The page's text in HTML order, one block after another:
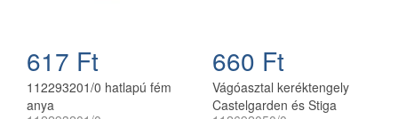
617 Ft
112293201/0 hatlapú fém
anya
660 Ft
Vágóasztal keréktengely
Castelgarden és Stiga